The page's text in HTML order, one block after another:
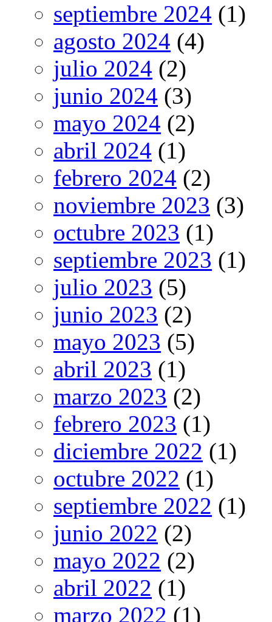
septiembre 2024 (1)
agosto 2024 (4)
julio 2024 (2)
junio 2024 (3)
mayo 2024 (2)
abril 2024 (1)
febrero 2024 (2)
noviembre 2023 (3)
octubre 2023 (1)
septiembre 2023 (1)
julio 2023 (5)
junio 2023 (2)
mayo 2023 (5)
abril 2023 (1)
marzo 2023 (2)
febrero 2023 (1)
diciembre 2022 (1)
octubre 2022 (1)
septiembre 2022 (1)
junio 2022 (2)
mayo 2022 (2)
abril 2022 (1)
marzo 2022 (1)